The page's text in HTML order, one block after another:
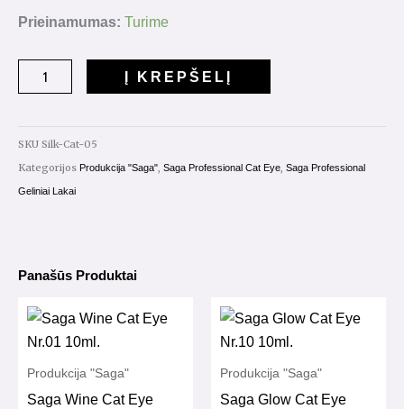
Prieinamumas: Turime
produkto
Silk
Eye
Nr.05
10ml.
Į KREPŠELĮ
SKU Silk-Cat-05
Kategorijos Produkcija "Saga" Saga Professional Cat Eye Saga Professional
Geliniai Lakai
Panašūs Produktai
Produkcija "Saga"
Saga Wine Cat Eye
Produkcija "Saga"
Saga Glow Cat Eye